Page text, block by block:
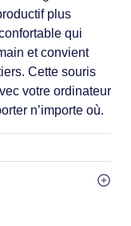
plus
qui
et convient
Cette souris
votre ordinateur
n’importe où.